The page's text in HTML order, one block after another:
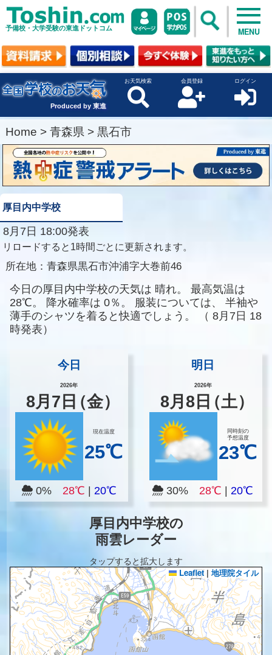
予備校・大学受験の東進ドットコム MENU
Produced by 東進
お天気検索 会員登録 ログイン
Home > 青森県 > 黒石市
厚目内中学校
8月7日 18:00発表
リロードすると1時間ごとに更新されます。
所在地： 青森県黒石市沖浦字大巻前46
今日の厚目内中学校の天気は 晴れ。
最高気温は
28℃。
降水確率は 0％。 服装については、
半袖や
薄手のシャツを着ると快適でしょう。
（ 8月7日 18
時発表）
今日
2026年
8月 7 日（金）
現在温度
25℃
0% 28℃ 20℃
明日
2026年
8月8 日（土）
同時刻の
予想温度
23℃
30%28℃ |20℃
厚目内中学校の
雨雲レーダー
タップすると拡大します
Leaflet | 地理院タイル